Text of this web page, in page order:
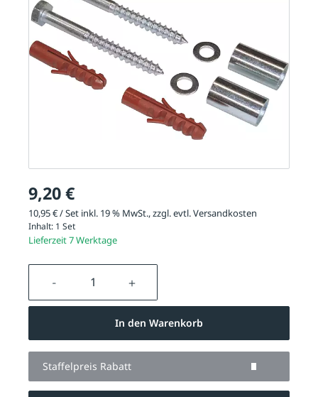
9,20 €
10,95 € / Set inkl. 19 % MwSt., zzgl. evtl.Versandkosten
Inhalt: 1 Set
Lieferzeit 7 Werktage
Produkt Anzahl: Gib den
In den Warenkorb
Staffelpreis Rabatt